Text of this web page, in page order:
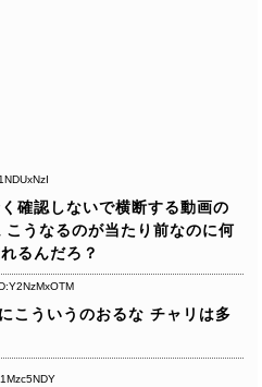
確認しないで横断する動画の
こうなるのが当たり前なのに何
るんだろ？
こういうのおるな チャリは多